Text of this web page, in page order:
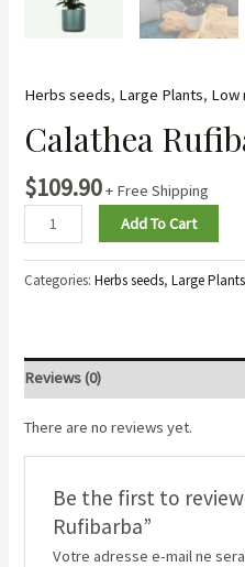
Herbs seeds, Large Plants, Low
Calathea
$109.90+ Free Shipping
Add To Cart
Categories:Herbs seeds,Large Plants
Reviews (0)
There are no reviews yet.
Be the first to
Rufibarba”
Votre adresse e-mail ne